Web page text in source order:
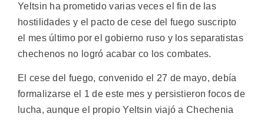
Yeltsin ha prometido varias veces el fin de las
hostilidades y el pacto de cese del fuego suscripto
el mes último por el gobierno ruso y los separatistas
chechenos no logró acabar co los combates.
El cese del fuego, convenido el 27 de mayo, debía
formalizarse el 1 de este mes y persistieron focos de
lucha, aunque el propio Yeltsin viajó a Chechenia